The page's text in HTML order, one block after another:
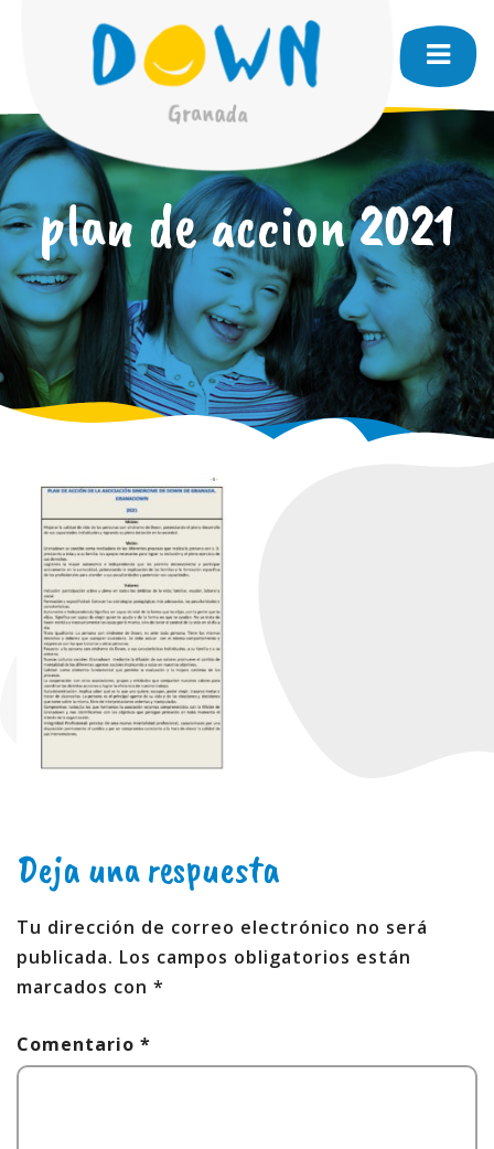
plan de accion 2021
Deja una respuesta
Tu dirección de correo electrónico no será
publicada. Los campos obligatorios están
marcados con *
Comentario *